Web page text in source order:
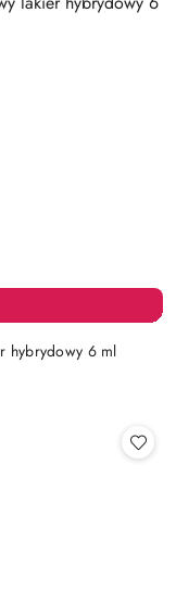
hybrydowy 6 ml